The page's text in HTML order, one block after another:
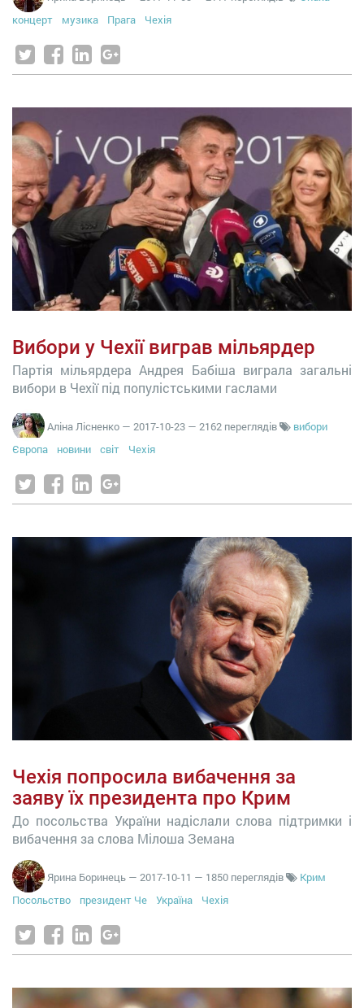
концерт
музика Прага Чехія
Вибори у Чехії виграв мільярдер
Партія мільярдера Андрея Бабіша виграла загальні
вибори в Чехії під популістськими гаслами
Аліна Лісненко — 2017-10-23 — 2162 переглядів
вибори
Європа
новини світ Чехія
Чехія попросила вибачення за
заяву їх президента про Крим
До посольства України надіслали слова підтримки і
вибачення за слова Мілоша Земана
Ярина Боринець — 2017-10-11 — 1850 переглядів
Крим
Посольство
президент Че Україна Чехія